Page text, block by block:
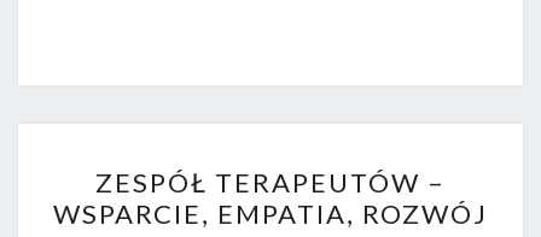
TERAPEUTÓW
–
ZESPÓŁ TERAPEUTÓW –
WSPARCIE, EMPATIA, ROZWÓJ